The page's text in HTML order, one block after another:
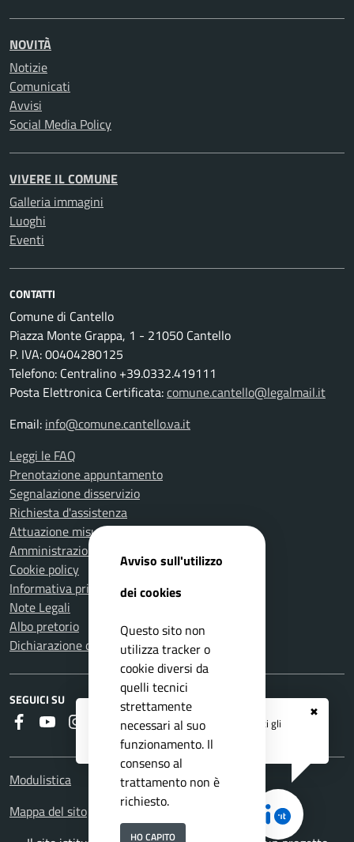
✖
Registrati ai serviziAPP IO
e ricevi tutti gli
aggiornamenti dall'Ente
NOVITÀ
Notizie
Comunicati
Avvisi
Social Media Policy
VIVERE IL COMUNE
Galleria immagini
Luoghi
Eventi
CONTATTI
Comune di Cantello
Piazza Monte Grappa, 1 - 21050 Cantello
P. IVA: 00404280125
Telefono: Centralino +39.0332.419111
Posta Elettronica Certificata:comune.cantello@legalmail.it
Email: info@comune.cantello.va.it
Leggi le FAQ
Prenotazione appuntamento
Segnalazione disservizio
Richiesta d'assistenza
Attuazione misure PNRR
Amministrazione trasparente
Cookie policy
Informativa privacy
Note Legali
Albo pretorio
Dichiarazione di accessibilità
SEGUICI SU
FaceboookYoutubeInstagram
RSS
Modulistica
Mappa del sito
Avviso sull'utilizzo
dei cookies
Questo sito non
utilizza tracker o
cookie diversi da
quelli tecnici
strettamente
necessari al suo
funzionamento. Il
consenso al
trattamento non è
richiesto.
HO CAPITO